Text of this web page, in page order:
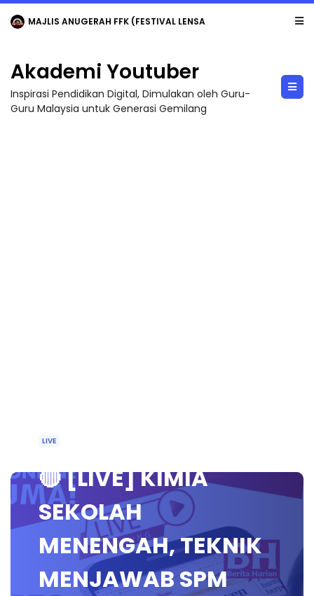
MAJLIS ANUGERAH FFK (FESTIVAL LENSA PENDIDIKAN - FLeP) 2026
Akademi Youtuber
Inspirasi Pendidikan Digital, Dimulakan oleh Guru-
Guru Malaysia untuk Generasi Gemilang
LIVE
🔴 [LIVE] KIMIA
SEKOLAH
MENENGAH, TEKNIK
MENJAWAB SPM